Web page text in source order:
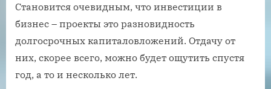
Становится очевидным, что инвестиции в
бизнес – проекты это разновидность
долгосрочных капиталовложений. Отдачу от
них, скорее всего, можно будет ощутить спустя
год, а то и несколько лет.